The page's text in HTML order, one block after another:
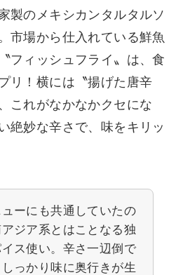
製のメキシカンタルタルソ
市場から仕入れている鮮魚
フィッシュフライ〟は、食
リ！横には〝揚げた唐辛
これがなかなかクセにな
絶妙な辛さで、味をキリッ
ーにも共通していたの
ジア系とはことなる独
ス使い。辛さ一辺倒で
っかり味に奥行きが生